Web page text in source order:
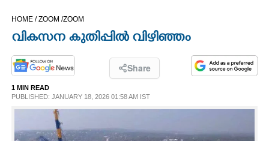
OPINION
PHOTOS
LIFESTYLE
HOME /ZOOM /ZOOM
വികസന കുതിപ്പിൽ വിഴിഞ്ഞം
Share
1 MIN READ
PUBLISHED: JANUARY 18, 2026 01:58 AM IST